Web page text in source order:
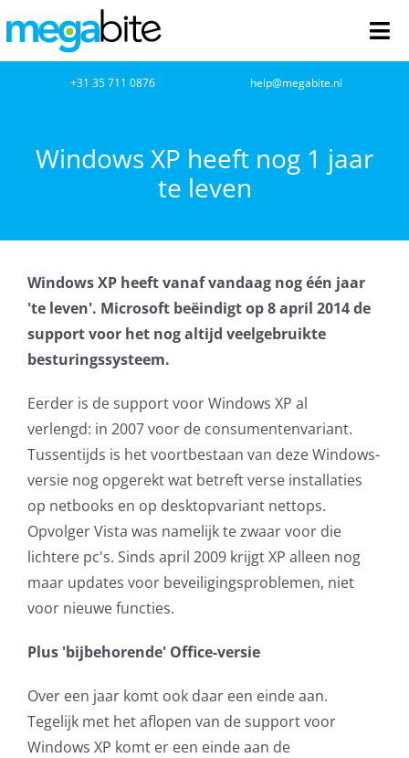
naar
inhoud
Cloud Computing
VOIP
AVG
Office365
Glasvezelverbindingen
Microsoft software licenties
SLA overeenkomsten
Remote Help
WordPress SLA Contract
+31 35 711 0876 help@megabite.nl
Windows XP heeft nog 1 jaar
te leven
Windows XP heeft vanaf vandaag nog één jaar
'te leven'. Microsoft beëindigt op 8 april 2014 de
support voor het nog altijd veelgebruikte
besturingssysteem.
Eerder is de support voor Windows XP al
verlengd: in 2007 voor de consumentenvariant.
Tussentijds is het voortbestaan van deze Windows-
versie nog opgerekt wat betreft verse installaties
op netbooks en op desktopvariant nettops.
Opvolger Vista was namelijk te zwaar voor die
lichtere pc's. Sinds april 2009 krijgt XP alleen nog
maar updates voor beveiligingsproblemen, niet
voor nieuwe functies.
Plus 'bijbehorende' Office-versie
Over een jaar komt ook daar een einde aan.
Tegelijk met het aflopen van de support voor
Windows XP komt er een einde aan de